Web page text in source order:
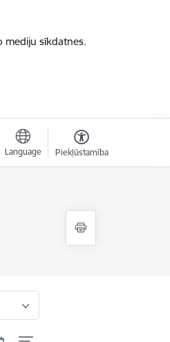
mediju sīkdatnes.
Language Piekļūstamība